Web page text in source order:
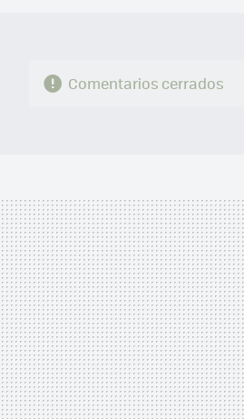
Comentarios cerrados